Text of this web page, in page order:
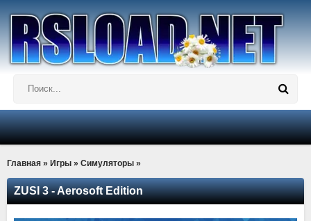
Главная » Игры » Симуляторы »
ZUSI 3 - Aerosoft Edition